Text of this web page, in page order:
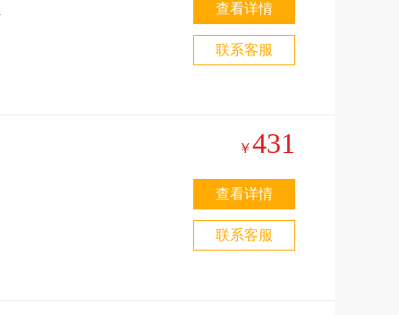
查看详情
联系客服
￥431
查看详情
联系客服